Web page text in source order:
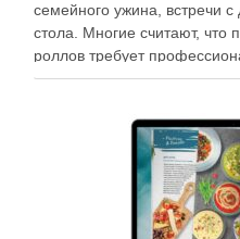
семейного ужина, встречи
стола. Многие считают, что
роллов требует
специального
кухне. Главное — …